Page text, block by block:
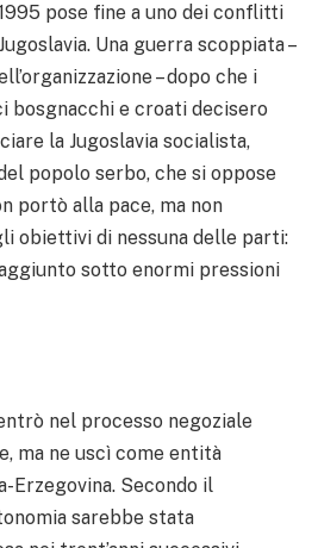
pose fine a uno dei conflitti
Una guerra scoppiata –
– dopo che i
e croati decisero
la Jugoslavia socialista,
popolo serbo, che si oppose
portò alla pace, ma non
obiettivi di nessuna delle parti:
sotto enormi pressioni
nel processo negoziale
ma ne uscì come entità
Erzegovina. Secondo il
sarebbe stata